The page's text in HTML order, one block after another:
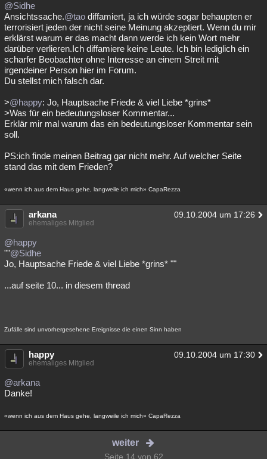
@Sidhe
Ansichtssache.@tao diffamiert, ja ich würde sogar behaupten er
terrorisiert jeden der nicht seine Meinung akzeptiert. Wenn du mir
erklärst warum er das macht dann werde ich kein Wort mehr
darüber verlieren.Ich diffamiere keine Leute. Ich bin lediglich ein
scharfer Beobachter ohne Interesse an einem Streit mit
irgendeiner Person hier im Forum.
Du stellst mich falsch dar.
>@happy: Jo, Hauptsache Friede & viel Liebe *grins*
>Was für ein bedeutungsloser Kommentar...
Erklär mir mal warum das ein bedeutungsloser Kommentar sein
soll.
PS:ich finde meinen Beitrag gar nicht mehr. Auf welcher Seite
stand das mit dem Frieden?
«wenn ich aus dem Haus gehe, langweile ich mich» CapaRezza
arkana 09.10.2004 um 17:26
ehemaliges Mitglied
@happy
""@Sidhe
Jo, Hauptsache Friede & viel Liebe *grins* ""
...auf seite 10... in diesem thread
Zufälle sind unvorhergesehene Ereignisse die einen Sinn haben
happy 09.10.2004 um 17:30
ehemaliges Mitglied
@arkana
Danke!
«wenn ich aus dem Haus gehe, langweile ich mich» CapaRezza
weiter
Seite 14 von 62